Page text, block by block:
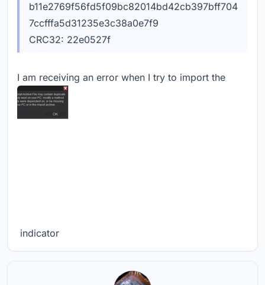
b11e2769f56fd5f09bc82014bd42cb397bff704
7ccfffa5d31235e3c38a0e7f9
CRC32: 22e0527f
I am receiving an error when I try to import the
indicator